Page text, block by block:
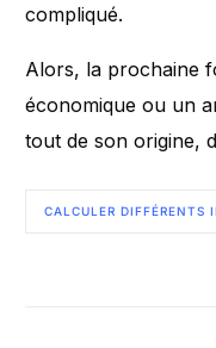
compliqué.
Alors, la prochaine
économique ou un
tout de son origine,
CALCULER DIFFÉRENTS